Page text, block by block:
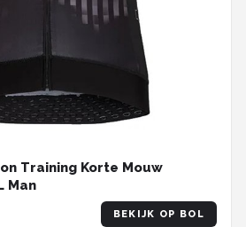
Training Korte Mouw
Man
BEKIJK OP BOL